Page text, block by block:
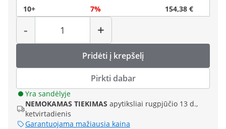
10+
7% 154,38 €
-
Kiekis
+
Pridėti į krepšelį
Pirkti dabar
Yra sandėlyje
NEMOKAMAS TIEKIMAS apytiksliai rugpjūčio 13 d.,
ketvirtadienis
Garantuojama mažiausia kaina